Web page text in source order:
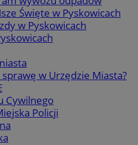
Święte w Pyskowicach
w Pyskowicach
sprawę w Urzędzie Miasta?
Cywilnego
Policji